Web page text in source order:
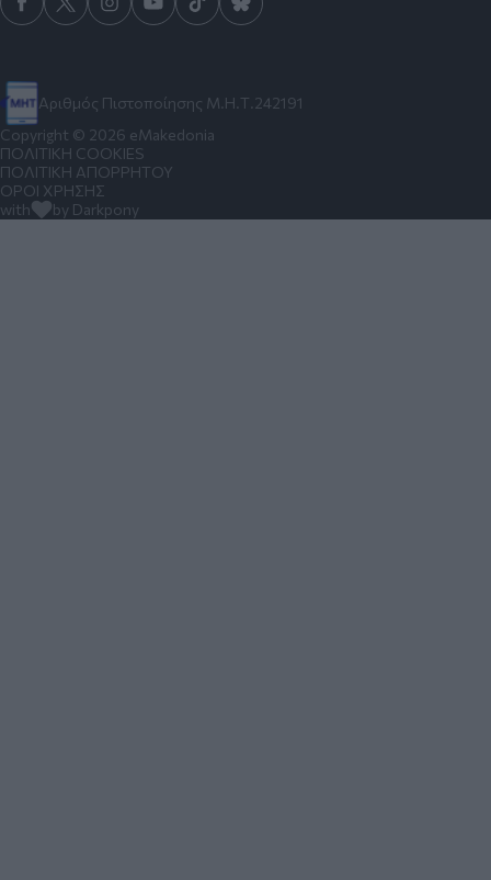
Αριθμός Πιστοποίησης Μ.Η.Τ.242191
Copyright © 2026 eMakedonia
ΠΟΛΙΤΙΚΗ COOKIES
ΠΟΛΙΤΙΚΗ ΑΠΟΡΡΗΤΟΥ
ΟΡΟΙ ΧΡΗΣΗΣ
with
by Darkpony